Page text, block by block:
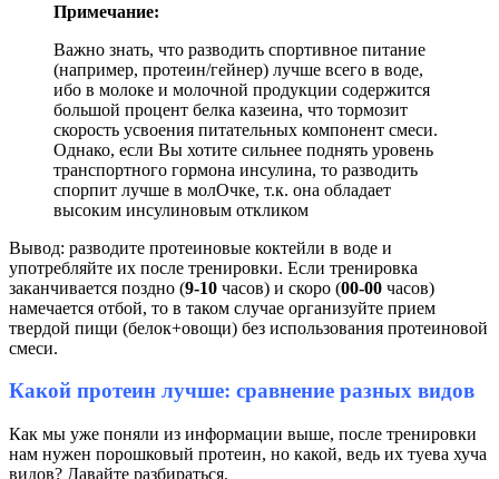
Примечание:
Важно знать, что разводить спортивное питание
(например, протеин/гейнер) лучше всего в воде,
ибо в молоке и молочной продукции содержится
большой процент белка казеина, что тормозит
скорость усвоения питательных компонент смеси.
Однако, если Вы хотите сильнее поднять уровень
транспортного гормона инсулина, то разводить
спорпит лучше в молОчке, т.к. она обладает
высоким инсулиновым откликом
Вывод: разводите протеиновые коктейли в воде и
употребляйте их после тренировки. Если тренировка
заканчивается поздно (9-10 часов) и скоро (00-00 часов)
намечается отбой, то в таком случае организуйте прием
твердой пищи (белок+овощи) без использования протеиновой
смеси.
Какой протеин лучше: сравнение разных видов
Как мы уже поняли из информации выше, после тренировки
нам нужен порошковый протеин, но какой, ведь их туева хуча
видов? Давайте разбираться.